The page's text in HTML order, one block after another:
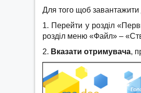
Для того щоб завантажити
1. Перейти у розділ
розділ меню «Файл» –
2. Вказати отримувача,